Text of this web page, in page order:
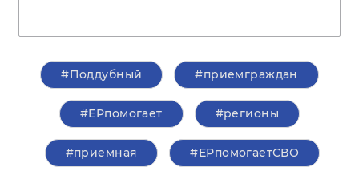
#Поддубный #приемграждан
#ЕРпомогает #регионы
#приемная #ЕРпомогаетСВО